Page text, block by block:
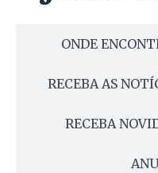
ONDE
RECEBA AS
RECEBA